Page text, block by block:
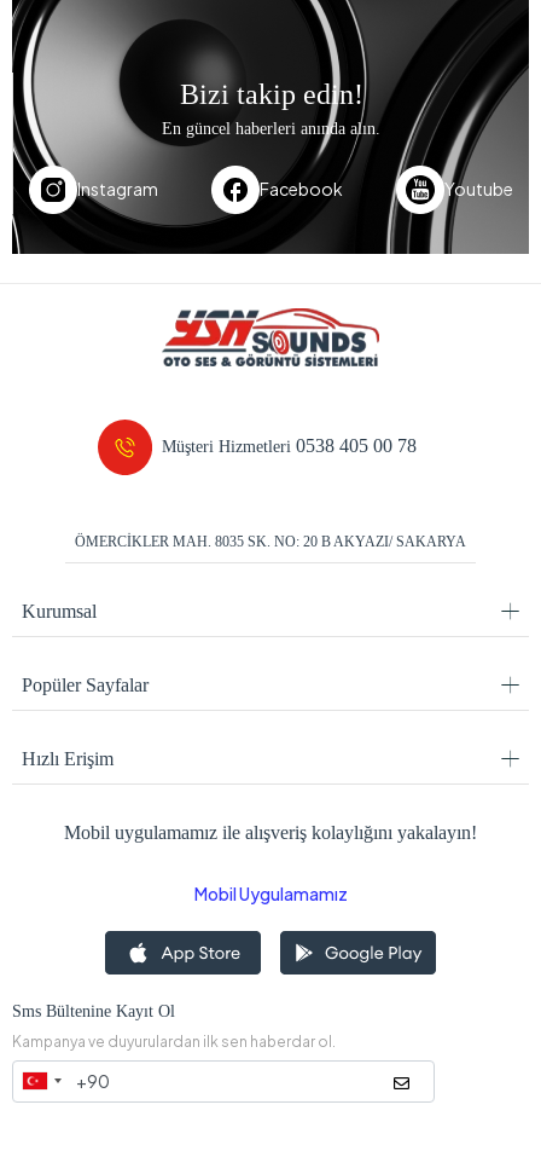
Bizi takip edin!
En güncel haberleri anında alın.
Instagram Facebook Youtube
Müşteri Hizmetleri0538 405 00 78
ÖMERCİKLER MAH. 8035 SK. NO: 20 B AKYAZI/ SAKARYA
Kurumsal
Popüler Sayfalar
Hızlı Erişim
Mobil uygulamamız ile alışveriş kolaylığını yakalayın!
Mobil Uygulamamız
Sms Bültenine Kayıt Ol
Kampanya ve duyurulardan ilk sen haberdar ol.